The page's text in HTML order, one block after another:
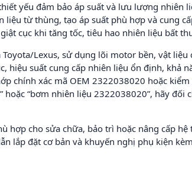
yếu đảm bảo áp suất và lưu lượng
liệu từ thùng, tạo áp suất phù hợp và cung
cục khi tăng tốc, tiêu hao nhiên liệu bất
Lexus, sử dụng lõi motor bền, vật
hiệu suất cung cấp nhiên liệu ổn định, khả
chính xác mã OEM 2322038020 hoặc
hoặc “bơm nhiên liệu 2322038020”, hãy
hợp cho sửa chữa, bảo trì hoặc nâng cấp
lắp đặt cơ bản và khuyến nghị phụ kiện